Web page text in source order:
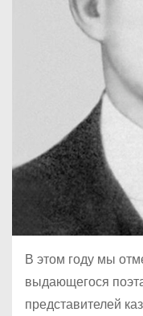
В этом году мы
выдающегося
представителей